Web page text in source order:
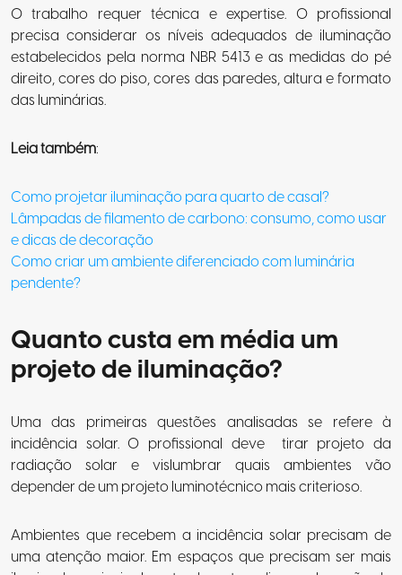
O trabalho requer técnica e expertise. O profissional
precisa considerar os níveis adequados de iluminação
estabelecidos pela norma NBR 5413 e as medidas do pé
direito, cores do piso, cores das paredes, altura e formato
das luminárias.
Leia também:
Como projetar iluminação para quarto de casal?
Lâmpadas de filamento de carbono: consumo, como usar
e dicas de decoração
Como criar um ambiente diferenciado com luminária
pendente?
Quanto custa em média um
projeto de iluminação?
Uma das primeiras questões analisadas se refere à
incidência solar. O profissional deve tirar projeto da
radiação solar e vislumbrar quais ambientes vão
depender de um projeto luminotécnico mais criterioso.
Ambientes que recebem a incidência solar precisam de
uma atenção maior. Em espaços que precisam ser mais